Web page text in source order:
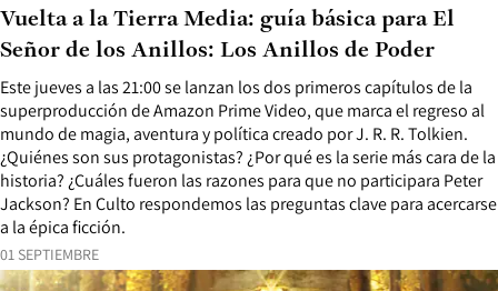
01 SEPTIEMBRE
Este jueves a las 21:00 se lanzan los dos primeros capítulos de la
superproducción de Amazon Prime Video, que marca el regreso al
mundo de magia, aventura y política creado por J. R. R. Tolkien.
¿Quiénes son sus protagonistas? ¿Por qué es la serie más cara de la
historia? ¿Cuáles fueron las razones para que no participara Peter
Jackson? En Culto respondemos las preguntas clave para acercarse
a la épica ficción.
Vuelta a la Tierra Media: guía básica para El
Señor de los Anillos: Los Anillos de Poder